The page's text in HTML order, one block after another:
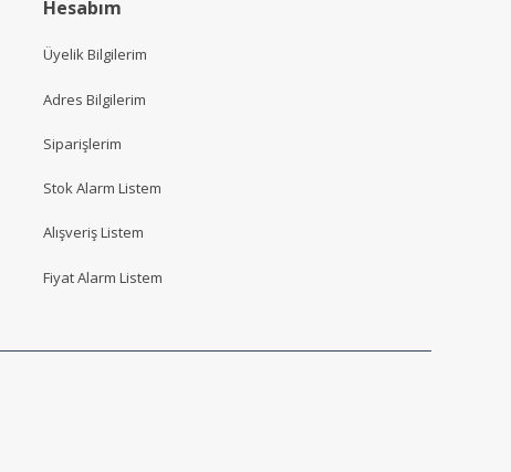
Hesabım
Üyelik Bilgilerim
Adres Bilgilerim
Siparişlerim
Stok Alarm Listem
Alışveriş Listem
Fiyat Alarm Listem